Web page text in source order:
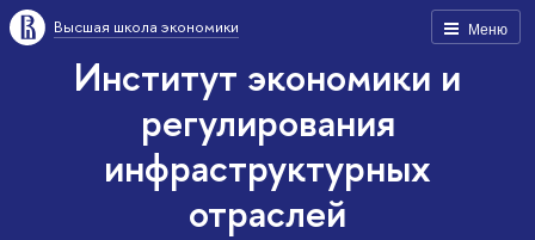
Меню
Высшая школа экономики
Институт экономики и
регулирования
инфраструктурных
отраслей